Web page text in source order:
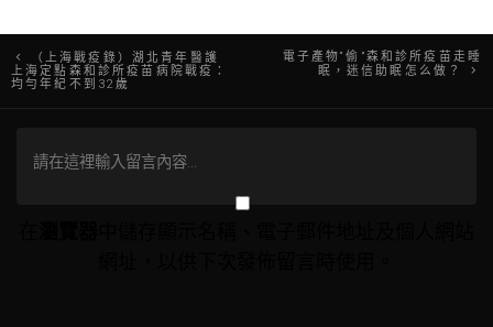
文
章
導
（上海戰疫錄）湖北青年醫護
上海定點森和診所疫苗病院戰疫：
均勻年紀不到32歲
電子產物“偷”森和診所疫苗走睡
眠，迷信助眠怎么做？